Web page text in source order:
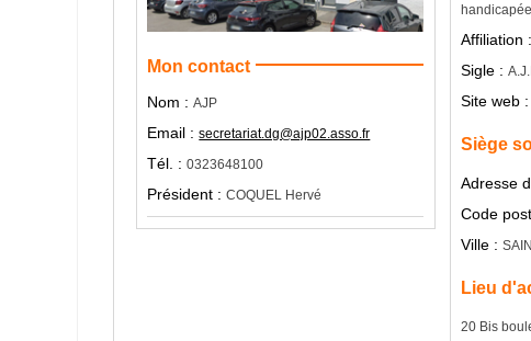
Mon contact
Nom :AJP
Email :secretariat.dg@ajp02.asso.fr
Tél. :0323648100
Président :COQUEL Hervé
Affiliation
Sigle :
Site web
Siège
Adresse
Code
Ville :
Lieu
20 Bis